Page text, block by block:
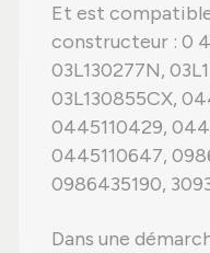
Et est
constructeur : 0
03L130277N,
03L130855CX,
0445110429,
0445110647,
0986435190,
Dans une